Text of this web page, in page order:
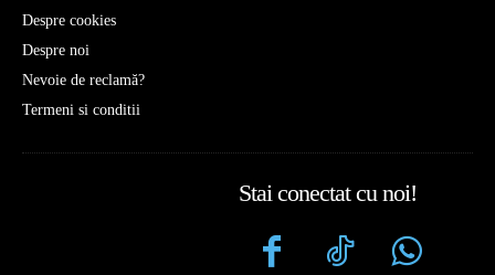
Despre cookies
Despre noi
Nevoie de reclamă?
Termeni si conditii
Stai conectat cu noi!